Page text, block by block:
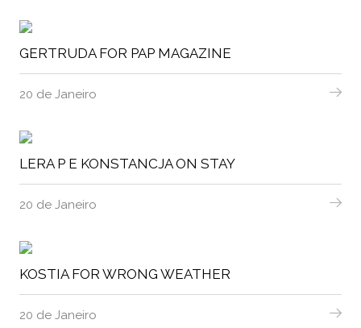
GERTRUDA FOR PAP MAGAZINE
20 de Janeiro
LERA P E KONSTANCJA ON STAY
20 de Janeiro
KOSTIA FOR WRONG WEATHER
20 de Janeiro